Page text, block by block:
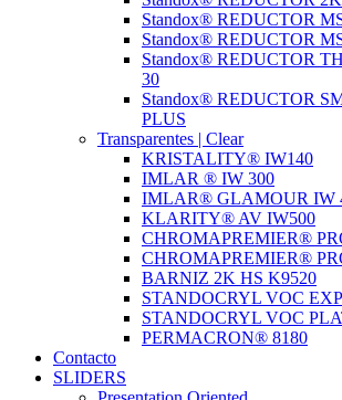
Standox® REDUCTOR
Standox® REDUCTOR
Standox® REDUCTOR
30
Standox® REDUCTOR
PLUS
Transparentes | Clear
KRISTALITY® IW140
IMLAR ® IW 300
IMLAR® GLAMOUR IW
KLARITY® AV IW500
CHROMAPREMIER®
CHROMAPREMIER®
BARNIZ 2K HS K9520
STANDOCRYL VOC
STANDOCRYL VOC
PERMACRON® 8180
Contacto
SLIDERS